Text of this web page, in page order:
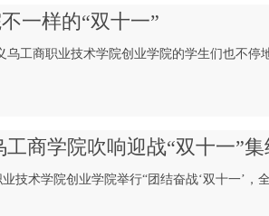
一样的“双十一”
乌工商职业技术学院创业学院的学生们也不停
工商学院吹响迎战“双十一”集
技术学院创业学院举行“团结奋战‘双十一’，